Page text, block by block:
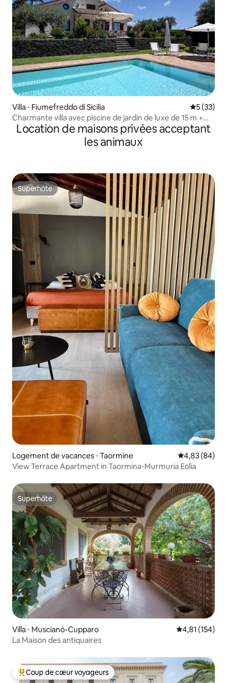
Villa ⋅ Fiumefreddo di Sicilia
5 (33)
Charmante villa avec piscine de jardin de luxe de 15 m +
parking
Location de maisons privées acceptant
les animaux
Superhôte
Superhôte
Logement de vacances ⋅ Taormine Évaluation
4,83 (84)
View Terrace Apartment in Taormina-Murmuria Eolia
Superhôte
Superhôte
Villa ⋅ Muscianò-Cupparo Évaluation
4,81 (154)
La Maison des antiquaires
Coups de cœur voyageurs les plus appréciés
Coup de cœur voyageurs